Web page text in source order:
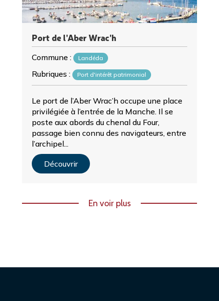
Port de l'Aber Wrac'h
Commune : Landéda
Rubriques : Port d'intérêt patrimonial
Le port de l’Aber Wrac’h occupe une place
privilégiée à l’entrée de la Manche. Il se
poste aux abords du chenal du Four,
passage bien connu des navigateurs, entre
l’archipel...
Découvrir
En voir plus